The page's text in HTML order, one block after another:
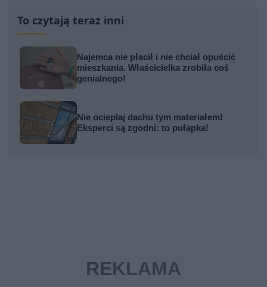
To czytają teraz inni
Najemca nie płacił i nie chciał opuścić
mieszkania. Właścicielka zrobiła coś
genialnego!
Nie ocieplaj dachu tym materiałem!
Eksperci są zgodni: to pułapka!